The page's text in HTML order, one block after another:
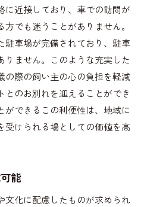
に近接しており、車での訪問が
でも迷うことがありません。
駐車場が完備されており、駐車
りません。このような充実した
の際の飼い主の心の負担を軽減
とのお別れを迎えることができ
ができるこの利便性は、地域に
受けられる場としての価値を高
能
文化に配慮したものが求められ